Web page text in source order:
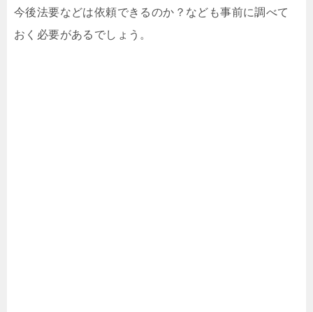
今後法要などは依頼できるのか？なども事前に調べて
おく必要があるでしょう。